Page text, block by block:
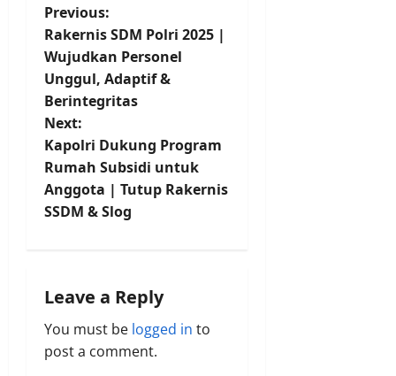
P
o
s
t
n
a
g
a
Previous:
Rakernis SDM Polri 2025 |
Wujudkan Personel
Unggul, Adaptif &
Berintegritas
Next:
Kapolri Dukung Program
Rumah Subsidi untuk
Anggota | Tutup Rakernis
SSDM & Slog
Leave a Reply
You must be logged in to
post a comment.